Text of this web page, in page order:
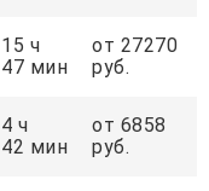
15 ч
47 мин
от 27270
руб.
4 ч
42 мин
от 6858
руб.